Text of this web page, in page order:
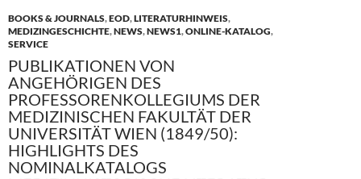
BOOKS & JOURNALS,EOD,LITERATURHINWEIS,
MEDIZINGESCHICHTE,NEWS,NEWS1,ONLINE-KATALOG,
SERVICE
PUBLIKATIONEN VON
ANGEHÖRIGEN DES
PROFESSORENKOLLEGIUMS DER
MEDIZINISCHEN FAKULTÄT DER
UNIVERSITÄT WIEN (1849/50):
HIGHLIGHTS DES
NOMINALKATALOGS